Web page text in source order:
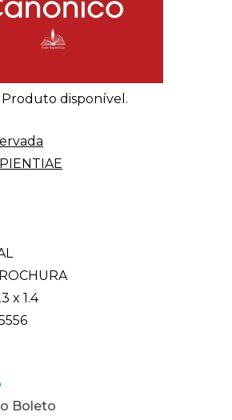
Produto disponível.
x 1.4
Boleto